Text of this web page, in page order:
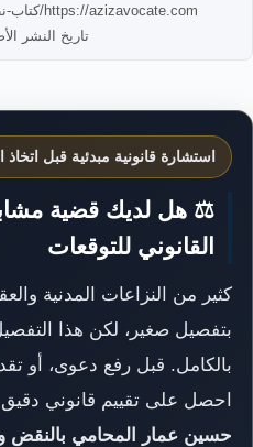
https://azizavocate.com/كتاب-نظرية-البطلان-في-قانون-المرافعات/
تاريخ النشر الأصلي:
استشارة قانونية مبدئية قبل اتخاذ
⚖️ هل لديك قضية
القانوني للتوقعات
كثير من النزاعات المدنية
بتفصيل صغير، لكن هذا
بالكامل. قبل رفع دعوى، أو
احصل على تقييم قانوني
حسين عمار المحامي بالنقض